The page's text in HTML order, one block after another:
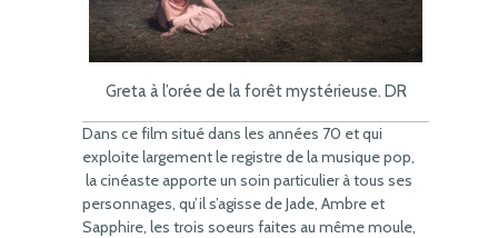
Greta à l’orée de la forêt mystérieuse. DR
Dans ce film situé dans les années 70 et qui
exploite largement le registre de la musique pop,
la cinéaste apporte un soin particulier à tous ses
personnages, qu’il s’agisse de Jade, Ambre et
Sapphire, les trois soeurs faites au même moule,